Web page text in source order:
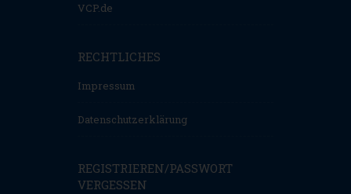
VCP.de
RECHTLICHES
Impressum
Datenschutzerklärung
REGISTRIEREN/PASSWORT
VERGESSEN